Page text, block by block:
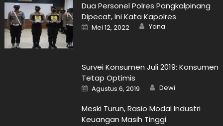
Dua Personel Polres Pangkalpinang
Dipecat, Ini Kata Kapolres
Posted
on
Mei 12, 2022 Author
Yana
Survei Konsumen Juli 2019: Konsumen
Tetap Optimis
Posted
on
Agustus 6, 2019 Author
Dewi
Meski Turun, Rasio Modal Industri
Keuangan Masih Tinggi